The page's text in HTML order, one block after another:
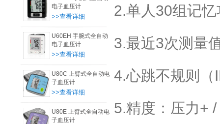
电子血压计
>>查看详细
U60EH 手腕式全自动
电子血压计
>>查看详细
U80C 上臂式全自动电
子血压计
>>查看详细
U80E 上臂式全自动电
子血压计
2.单人30组记
3.最近3次测量
4.心跳不规则（
5.精度：压力+